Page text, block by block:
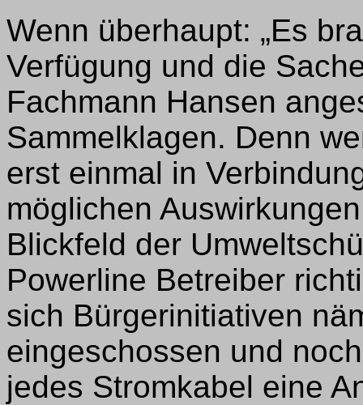
Wenn überhaupt: „Es
Verfügung und die
Fachmann Hansen
Sammelklagen. Denn
erst einmal in
möglichen
Blickfeld der
Powerline Betreiber
sich Bürgerinitiativen
eingeschossen und
jedes Stromkabel eine